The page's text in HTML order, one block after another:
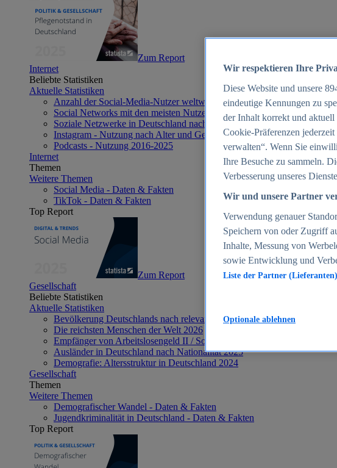
Zum Report
Internet
Beliebte Statistiken
Aktuelle Statistiken
Anzahl der Social-Media-Nutzer weltweit 2012-2025
Social Networks mit den meisten Nutzern weltweit 2025
Soziale Netzwerke in Deutschland nach Generationen 2025
Instagram - Nutzung nach Alter und Geschlecht in Deutschland 2025
Podcasts - Nutzung 2016-2025
Internet
Themen
Weitere Themen
Social Media - Daten & Fakten
TikTok - Daten & Fakten
Top Report
Zum Report
Gesellschaft
Beliebte Statistiken
Aktuelle Statistiken
Bevölkerung Deutschlands nach relevanten Altersgruppen 2024
Die reichsten Menschen der Welt 2026
Empfänger von Arbeitslosengeld II / Sozialgeld / Bürgergeld in
Ausländer in Deutschland nach Nationalität 2025
Demografie: Altersstruktur in Deutschland 2024
Gesellschaft
Themen
Weitere Themen
Demografischer Wandel - Daten & Fakten
Jugendkriminalität in Deutschland - Daten & Fakten
Top Report
Wir respektieren Ihre
Diese Website und unsere
eindeutige Kennungen zu
der Inhalt korrekt und
Cookie-Präferenzen
verwalten“. Wenn Sie
Ihre Besuche zu sammeln.
Verbesserung unseres
Wir und unsere Partner
Verwendung genauer
Speichern von oder Zugriff
Inhalte, Messung von
sowie Entwicklung und
Liste der Partner (Lieferanten)
Optionale ablehnen